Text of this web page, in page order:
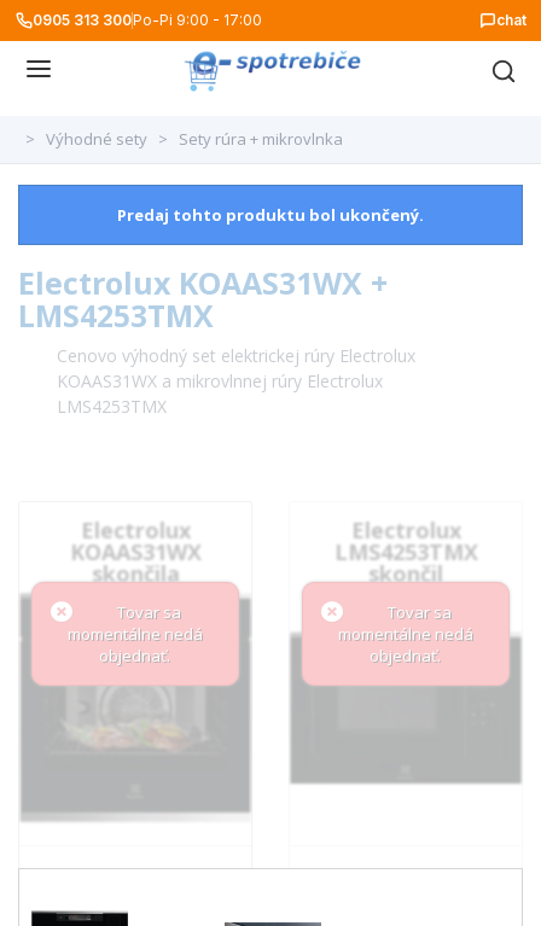
0905 313 300Po-Pi 9:00 - 17:00 chat
> Výhodné sety > Sety rúra + mikrovlnka
Predaj tohto produktu bol ukončený.
Electrolux KOAAS31WX +
LMS4253TMX
Cenovo výhodný set elektrickej rúry Electrolux
KOAAS31WX a mikrovlnnej rúry Electrolux
LMS4253TMX
Electrolux
KOAAS31WX
skončila
Tovar sa
momentálne nedá
objednať.
Electrolux
LMS4253TMX
skončil
Tovar sa
momentálne nedá
objednať.